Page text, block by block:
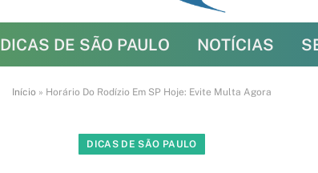
DICAS DE SÃO PAULO NOTÍCIAS
Início » Horário Do Rodízio Em SP Hoje: Evite Multa Agora
DICAS DE SÃO PAULO